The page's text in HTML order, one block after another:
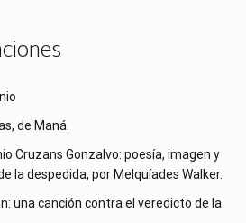
de Maná.
Cruzans Gonzalvo: poesía, imagen y
la despedida, por Melquíades Walker.
una canción contra el veredicto de la